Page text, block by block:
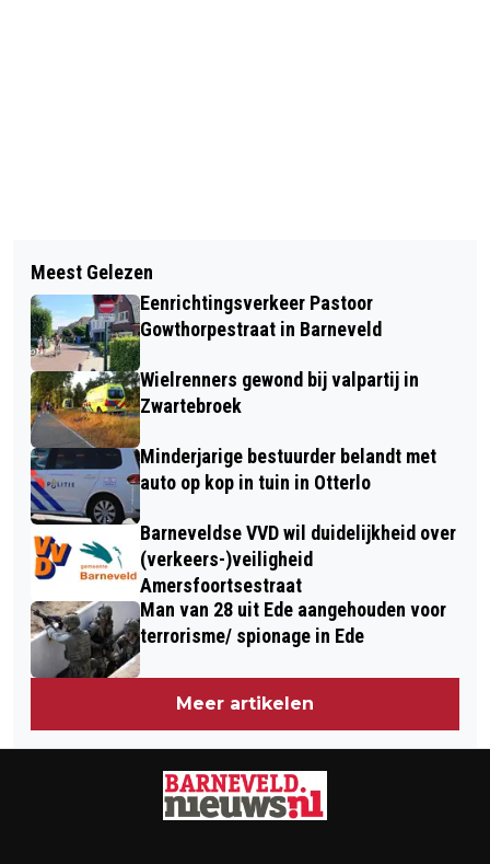
FOTOTENTOONSTELLING ‘WE MOETEN
PRATEN’ GEOPEND
MEER BETAALBARE WONINGEN -
NIEUWE AFSPRAKEN ONDERTEKEND
Meest Gelezen
Eenrichtingsverkeer Pastoor
Gowthorpestraat in Barneveld
Wielrenners gewond bij valpartij in
Zwartebroek
Minderjarige bestuurder belandt met
auto op kop in tuin in Otterlo
Barneveldse VVD wil duidelijkheid over
(verkeers-)veiligheid
Amersfoortsestraat
Man van 28 uit Ede aangehouden voor
terrorisme/ spionage in Ede
Meer artikelen